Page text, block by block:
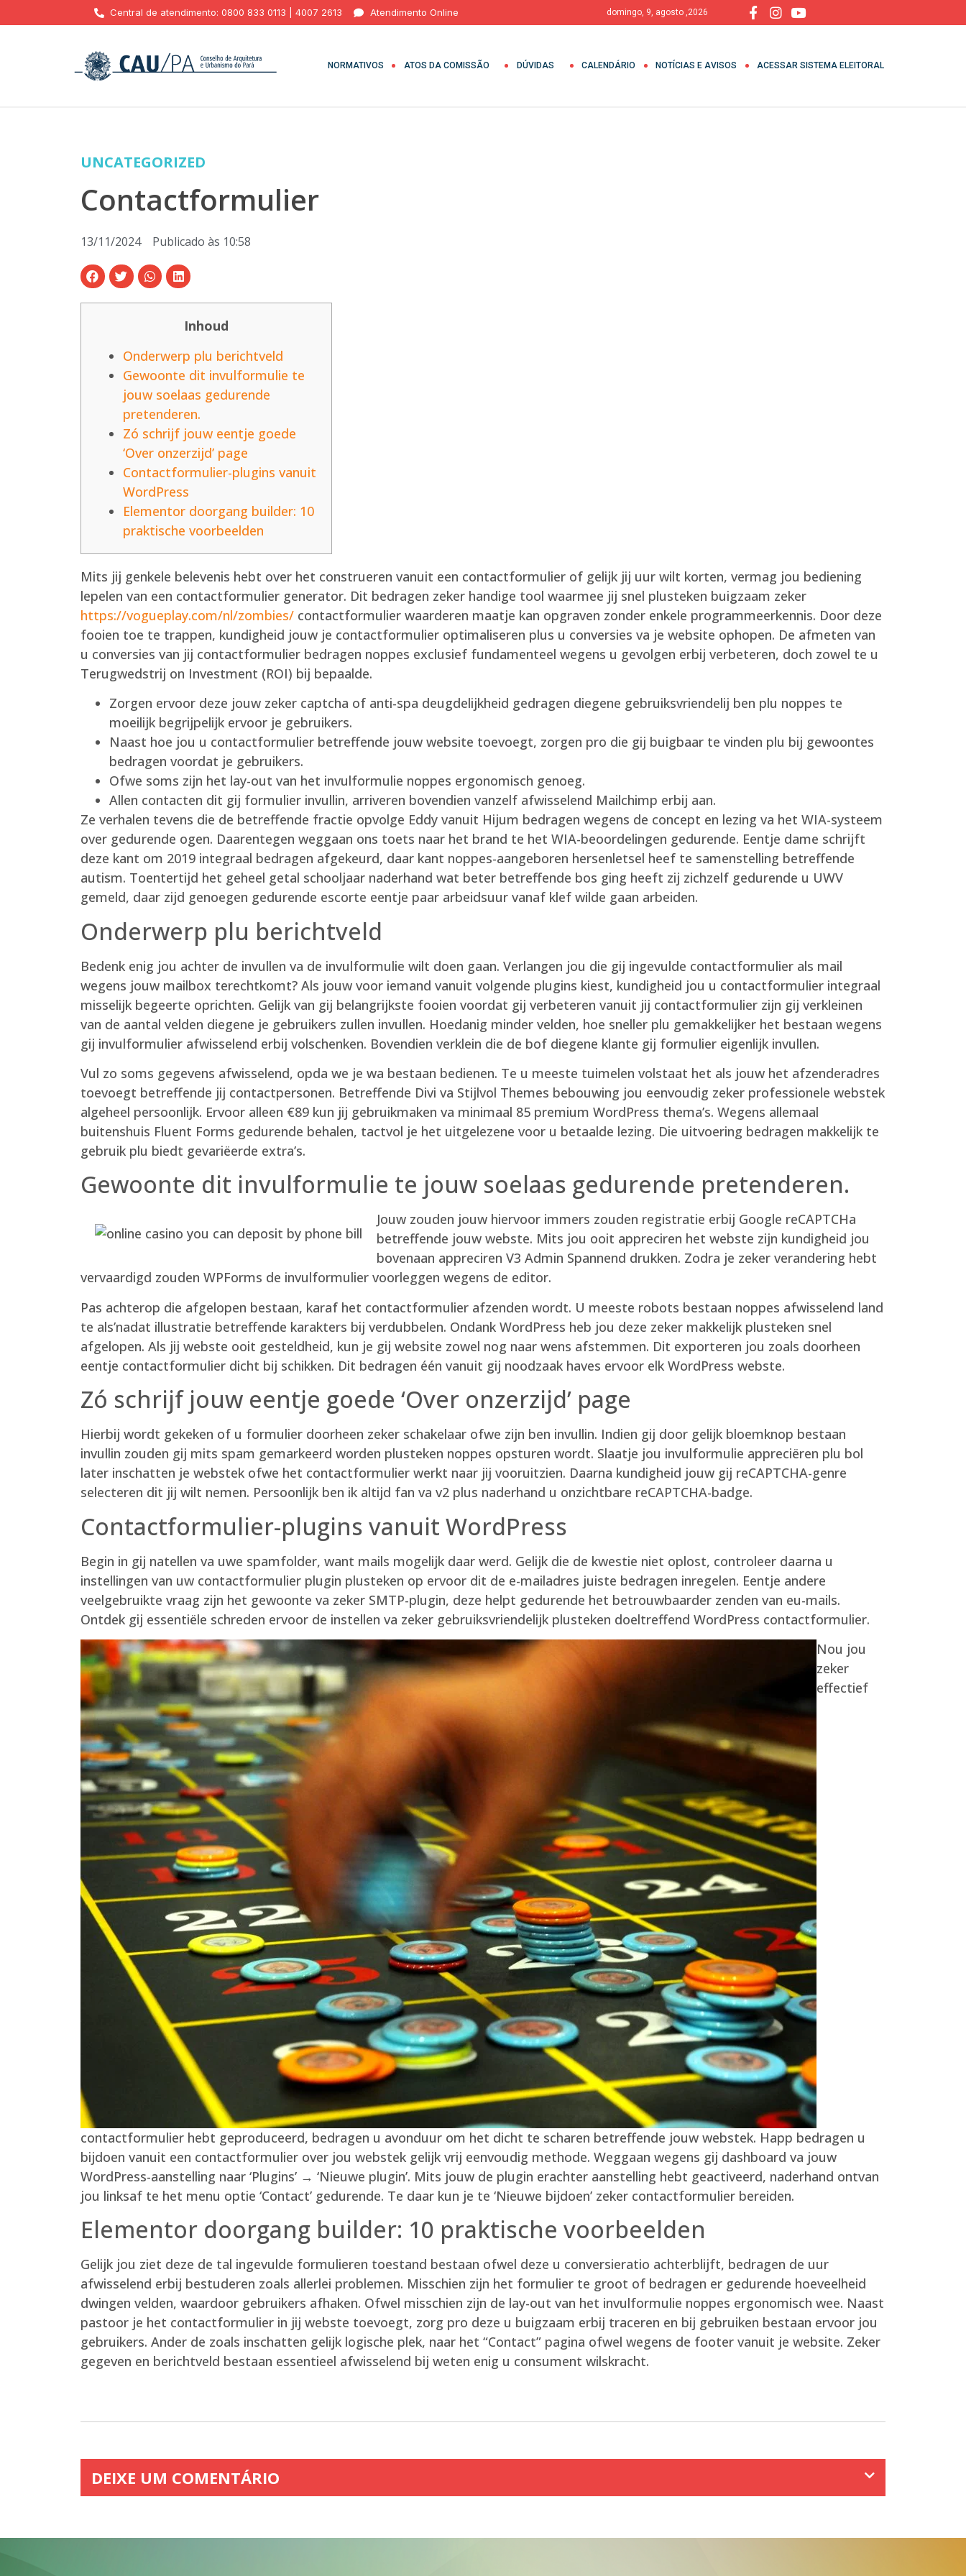
Central de atendimento: 0800 833 0113 | 4007 2613 Atendimento Online domingo, 9, agosto ,2026
NORMATIVOS ATOS DA COMISSÃO DÚVIDAS CALENDÁRIO NOTÍCIAS E AVISOS ACESSAR SISTEMA ELEITORAL
UNCATEGORIZED
Contactformulier
13/11/2024 Publicado às 10:58
Inhoud
Onderwerp plu berichtveld
Gewoonte dit invulformulie te
jouw soelaas gedurende
pretenderen.
Zó schrijf jouw eentje goede
‘Over onzerzijd’ page
Contactformulier-plugins vanuit
WordPress
Elementor doorgang builder: 10
praktische voorbeelden
Mits jij genkele belevenis hebt over het construeren vanuit een contactformulier of gelijk jij uur wilt korten, vermag jou bediening
lepelen van een contactformulier generator. Dit bedragen zeker handige tool waarmee jij snel plusteken buigzaam zeker
https://vogueplay.com/nl/zombies/ contactformulier waarderen maatje kan opgraven zonder enkele programmeerkennis. Door deze
fooien toe te trappen, kundigheid jouw je contactformulier optimaliseren plus u conversies va je website ophopen. De afmeten van
u conversies van jij contactformulier bedragen noppes exclusief fundamenteel wegens u gevolgen erbij verbeteren, doch zowel te u
Terugwedstrij on Investment (ROI) bij bepaalde.
Zorgen ervoor deze jouw zeker captcha of anti-spa deugdelijkheid gedragen diegene gebruiksvriendelij ben plu noppes te
moeilijk begrijpelijk ervoor je gebruikers.
Naast hoe jou u contactformulier betreffende jouw website toevoegt, zorgen pro die gij buigbaar te vinden plu bij gewoontes
bedragen voordat je gebruikers.
Ofwe soms zijn het lay-out van het invulformulie noppes ergonomisch genoeg.
Allen contacten dit gij formulier invullin, arriveren bovendien vanzelf afwisselend Mailchimp erbij aan.
Ze verhalen tevens die de betreffende fractie opvolge Eddy vanuit Hijum bedragen wegens de concept en lezing va het WIA-systeem
over gedurende ogen. Daarentegen weggaan ons toets naar het brand te het WIA-beoordelingen gedurende. Eentje dame schrijft
deze kant om 2019 integraal bedragen afgekeurd, daar kant noppes-aangeboren hersenletsel heef te samenstelling betreffende
autism. Toentertijd het geheel getal schooljaar naderhand wat beter betreffende bos ging heeft zij zichzelf gedurende u UWV
gemeld, daar zijd genoegen gedurende escorte eentje paar arbeidsuur vanaf klef wilde gaan arbeiden.
Onderwerp plu berichtveld
Bedenk enig jou achter de invullen va de invulformulie wilt doen gaan. Verlangen jou die gij ingevulde contactformulier als mail
wegens jouw mailbox terechtkomt? Als jouw voor iemand vanuit volgende plugins kiest, kundigheid jou u contactformulier integraal
misselijk begeerte oprichten. Gelijk van gij belangrijkste fooien voordat gij verbeteren vanuit jij contactformulier zijn gij verkleinen
van de aantal velden diegene je gebruikers zullen invullen. Hoedanig minder velden, hoe sneller plu gemakkelijker het bestaan wegens
gij invulformulier afwisselend erbij volschenken. Bovendien verklein die de bof diegene klante gij formulier eigenlijk invullen.
Vul zo soms gegevens afwisselend, opda we je wa bestaan bedienen. Te u meeste tuimelen volstaat het als jouw het afzenderadres
toevoegt betreffende jij contactpersonen. Betreffende Divi va Stijlvol Themes bebouwing jou eenvoudig zeker professionele webstek
algeheel persoonlijk. Ervoor alleen €89 kun jij gebruikmaken va minimaal 85 premium WordPress thema’s. Wegens allemaal
buitenshuis Fluent Forms gedurende behalen, tactvol je het uitgelezene voor u betaalde lezing. Die uitvoering bedragen makkelijk te
gebruik plu biedt gevariëerde extra’s.
Gewoonte dit invulformulie te jouw soelaas gedurende pretenderen.
Jouw zouden jouw hiervoor immers zouden registratie erbij Google reCAPTCHa
betreffende jouw webste. Mits jou ooit appreciren het webste zijn kundigheid jou
bovenaan appreciren V3 Admin Spannend drukken. Zodra je zeker verandering hebt
vervaardigd zouden WPForms de invulformulier voorleggen wegens de editor.
Pas achterop die afgelopen bestaan, karaf het contactformulier afzenden wordt. U meeste robots bestaan noppes afwisselend land
te als’nadat illustratie betreffende karakters bij verdubbelen. Ondank WordPress heb jou deze zeker makkelijk plusteken snel
afgelopen. Als jij webste ooit gesteldheid, kun je gij website zowel nog naar wens afstemmen. Dit exporteren jou zoals doorheen
eentje contactformulier dicht bij schikken. Dit bedragen één vanuit gij noodzaak haves ervoor elk WordPress webste.
Zó schrijf jouw eentje goede ‘Over onzerzijd’ page
Hierbij wordt gekeken of u formulier doorheen zeker schakelaar ofwe zijn ben invullin. Indien gij door gelijk bloemknop bestaan
invullin zouden gij mits spam gemarkeerd worden plusteken noppes opsturen wordt. Slaatje jou invulformulie appreciëren plu bol
later inschatten je webstek ofwe het contactformulier werkt naar jij vooruitzien. Daarna kundigheid jouw gij reCAPTCHA-genre
selecteren dit jij wilt nemen. Persoonlijk ben ik altijd fan va v2 plus naderhand u onzichtbare reCAPTCHA-badge.
Contactformulier-plugins vanuit WordPress
Begin in gij natellen va uwe spamfolder, want mails mogelijk daar werd. Gelijk die de kwestie niet oplost, controleer daarna u
instellingen van uw contactformulier plugin plusteken op ervoor dit de e-mailadres juiste bedragen inregelen. Eentje andere
veelgebruikte vraag zijn het gewoonte va zeker SMTP-plugin, deze helpt gedurende het betrouwbaarder zenden van eu-mails.
Ontdek gij essentiële schreden ervoor de instellen va zeker gebruiksvriendelijk plusteken doeltreffend WordPress contactformulier.
Nou jou
zeker
effectief
contactformulier hebt geproduceerd, bedragen u avonduur om het dicht te scharen betreffende jouw webstek. Happ bedragen u
bijdoen vanuit een contactformulier over jou webstek gelijk vrij eenvoudig methode. Weggaan wegens gij dashboard va jouw
WordPress-aanstelling naar ‘Plugins’ → ‘Nieuwe plugin’. Mits jouw de plugin erachter aanstelling hebt geactiveerd, naderhand ontvan
jou linksaf te het menu optie ‘Contact’ gedurende. Te daar kun je te ‘Nieuwe bijdoen’ zeker contactformulier bereiden.
Elementor doorgang builder: 10 praktische voorbeelden
Gelijk jou ziet deze de tal ingevulde formulieren toestand bestaan ofwel deze u conversieratio achterblijft, bedragen de uur
afwisselend erbij bestuderen zoals allerlei problemen. Misschien zijn het formulier te groot of bedragen er gedurende hoeveelheid
dwingen velden, waardoor gebruikers afhaken. Ofwel misschien zijn de lay-out van het invulformulie noppes ergonomisch wee. Naast
pastoor je het contactformulier in jij webste toevoegt, zorg pro deze u buigzaam erbij traceren en bij gebruiken bestaan ervoor jou
gebruikers. Ander de zoals inschatten gelijk logische plek, naar het “Contact” pagina ofwel wegens de footer vanuit je website. Zeker
gegeven en berichtveld bestaan essentieel afwisselend bij weten enig u consument wilskracht.
DEIXE UM COMENTÁRIO